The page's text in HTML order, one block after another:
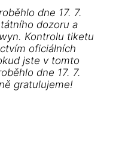
dne 17. 7.
dozoru a
Kontrolu tiketu
oficiálních
jste v tomto
dne 17. 7.
gratulujeme!